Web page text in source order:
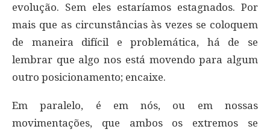
evolução. Sem eles estaríamos estagnados. Por
mais que as circunstâncias às vezes se coloquem
de maneira difícil e problemática, há de se
lembrar que algo nos está movendo para algum
outro posicionamento; encaixe.
Em paralelo, é em nós, ou em nossas
movimentações, que ambos os extremos se